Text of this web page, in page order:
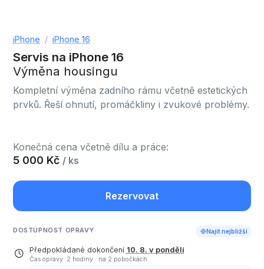
iPhone iPhone 16
Servis na iPhone 16
Výměna housingu
Kompletní výměna zadního rámu včetně estetických
prvků. Řeší ohnutí, promáčkliny i zvukové problémy.
Konečná cena včetně dílu a práce:
5 000 Kč / ks
Rezervovat
DOSTUPNOST OPRAVY Najít nejbližší
Předpokládané dokončení 10. 8. v pondělí
Čas opravy: 2 hodiny · na 2 pobočkách